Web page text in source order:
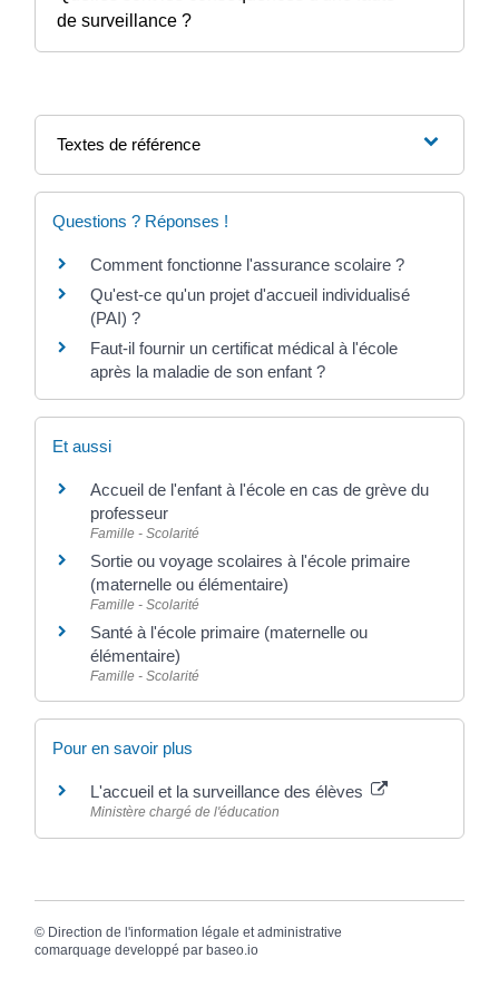
de surveillance ?
Textes de référence
Questions ? Réponses !
Comment fonctionne l'assurance scolaire ?
Qu'est-ce qu'un projet d'accueil individualisé
(PAI) ?
Faut-il fournir un certificat médical à l'école
après la maladie de son enfant ?
Et aussi
Accueil de l'enfant à l'école en cas de grève du
professeur
Famille - Scolarité
Sortie ou voyage scolaires à l'école primaire
(maternelle ou élémentaire)
Famille - Scolarité
Santé à l'école primaire (maternelle ou
élémentaire)
Famille - Scolarité
Pour en savoir plus
L'accueil et la surveillance des élèves
Ministère chargé de l'éducation
© Direction de l'information légale et administrative
comarquage developpé par baseo.io